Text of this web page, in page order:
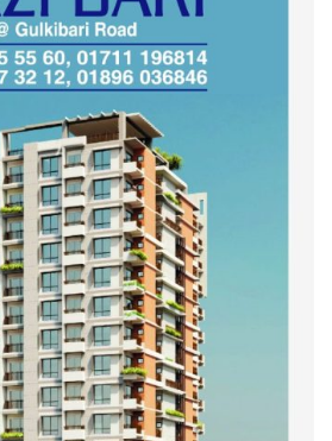
কুড়িগ্রাম কৃষি বিশ্ববিদ্যালয়ের স্থায়ী
ক্যাম্পাস নির্মাণে ইউজিসির সমন্বয়
সভা অনুষ্ঠিত
শহীদদের অসম্পূর্ণ মিশন সম্পন্ন করে
তবেই আমরা তৃপ্তিভোজন করব-
মুফতি আলী হাসান উসামা
দেশ গড়তে জুলাই জাগরণ’ কর্মসূচির
অংশ হিসেবে এনসিপির জুলাই
পথসভসায়- নাসীরুদ্দীন পাটওয়ারী
ইসলামী ব্যাংক বাংলাদেশ পিলএলসি
ময়মনসিংহ শাখার গ্রাহক সমাবেশ